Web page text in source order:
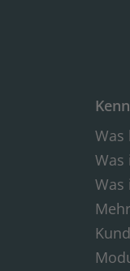
Was
Was
Was